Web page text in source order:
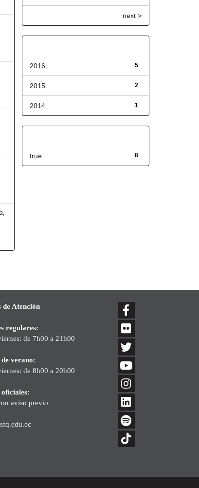
next >
5
2016
2
2015
1
2014
8
true
Atención
regulares:
de 7h00 a 21h00
verano:
de 8h00 a 20h00
aviso previo